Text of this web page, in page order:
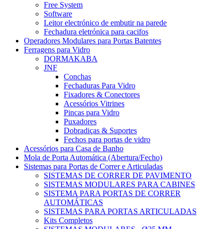
Free System
Software
Leitor electrónico de embutir na parede
Fechadura eletrónica para cacifos
Operadores Modulares para Portas Batentes
Ferragens para Vidro
DORMAKABA
JNF
Conchas
Fechaduras Para Vidro
Fixadores & Conectores
Acessórios Vitrines
Pincas para Vidro
Puxadores
Dobradiças & Suportes
Fechos para portas de vidro
Acessórios para Casa de Banho
Mola de Porta Automática (Abertura/Fecho)
Sistemas para Portas de Correr e Articuladas
SISTEMAS DE CORRER DE PAVIMENTO
SISTEMAS MODULARES PARA CABINES
SISTEMA PARA PORTAS DE CORRER
AUTOMÁTICAS
SISTEMAS PARA PORTAS ARTICULADAS
Kits Completos